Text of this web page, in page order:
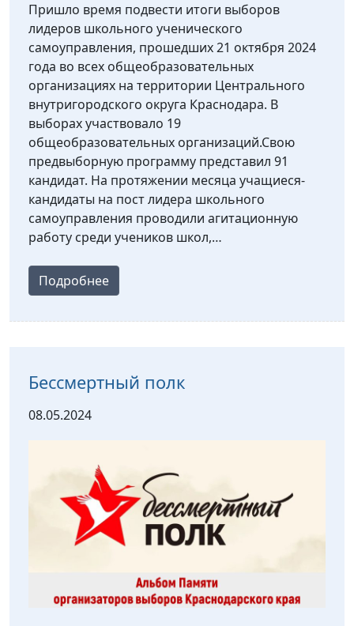
Пришло время подвести итоги выборов
лидеров школьного ученического
самоуправления, прошедших 21 октября 2024
года во всех общеобразовательных
организациях на территории Центрального
внутригородского округа Краснодара. В
выборах участвовало 19
общеобразовательных организаций.Свою
предвыборную программу представил 91
кандидат. На протяжении месяца учащиеся-
кандидаты на пост лидера школьного
самоуправления проводили агитационную
работу среди учеников школ,…
Подробнее
Бессмертный полк
08.05.2024